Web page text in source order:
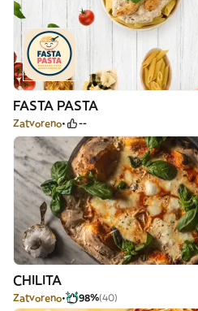
FASTA PASTA
Zatvoreno --
CHILITA
Zatvoreno 98%(40)